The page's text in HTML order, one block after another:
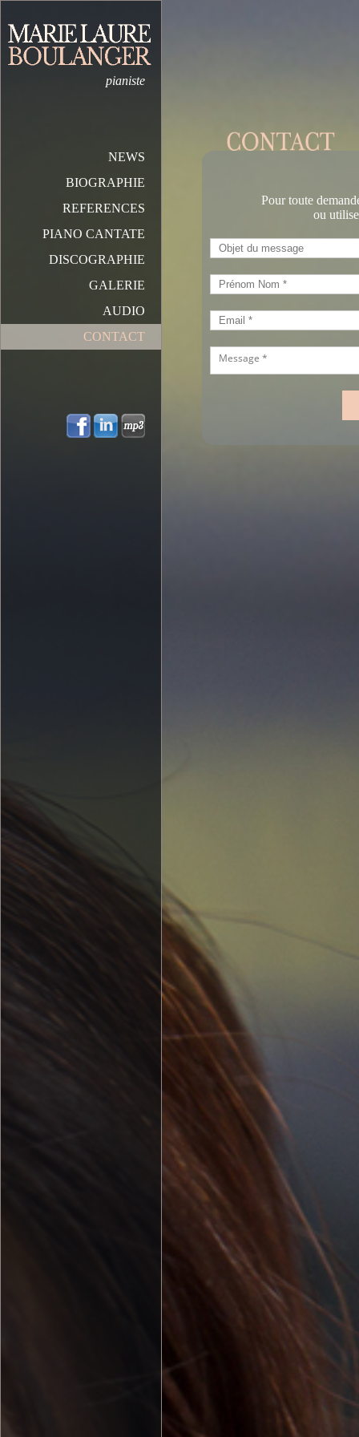
pianiste
NEWS
BIOGRAPHIE
REFERENCES
PIANO CANTATE
DISCOGRAPHIE
GALERIE
AUDIO
CONTACT
Pour toute
ou